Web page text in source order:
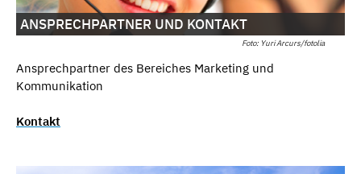
Foto: Yuri Arcurs/fotolia
ANSPRECHPARTNER UND KONTAKT
Ansprechpartner des Bereiches Marketing und
Kommunikation
Kontakt